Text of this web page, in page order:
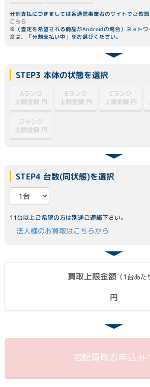
分割支払につきましては各通信事業者のサイトでご確
こちら
※（査定を希望される商品がAndroidの場合）ネットワ
合は、「分割支払い中」をお選びください。
STEP3 本体の状態を選択
Aランク
上限金額 円
Bランク
上限金額 円
Cランク
上限金額 円
ジャンク
上限金額 円
STEP4 台数(同状態)を選択
11台以上ご希望の方は別途ご連絡下さい。
法人様のお買取はこちらから
買取上限金額 （1台あた
円
宅配買取お申込み